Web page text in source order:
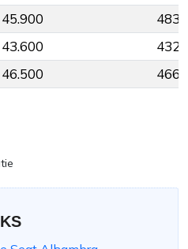
483
432
466